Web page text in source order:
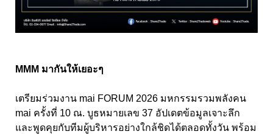
MMM มากันให้เยอะๆ
เตรียมร่วมงาน mai FORUM 2026 มหกรรมรวมพลังคน
mai ครั้งที่ 10 ณ. บูธหมายเลข 37 อัปเดตข้อมูลเจาะลึก
และพูดคุยกับทีมผู้บริหารอย่างใกล้ชิดได้ตลอดทั้งวัน พร้อม